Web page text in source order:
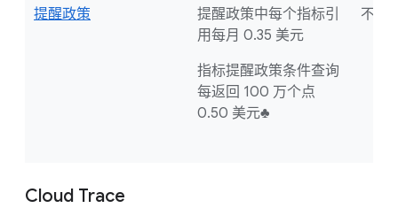
提醒政策
提醒政策中每个指标引
用每月 0.35 美元
指标提醒政策条件查询
每返回 100 万个点
0.50 美元♣
不适
Cloud Trace